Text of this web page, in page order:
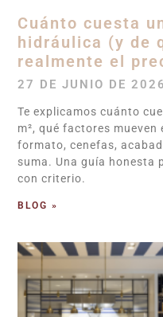
Cuánto cuesta
hidráulica (y de
realmente el
27 DE JUNIO DE 2026
Te explicamos cuánto
m², qué factores
formato, cenefas,
suma. Una guía honesta
con criterio.
BLOG »